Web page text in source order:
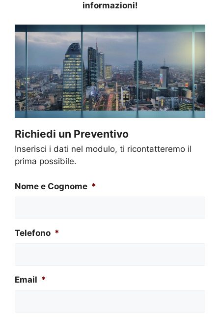
informazioni!
Richiedi un Preventivo
Inserisci i dati nel modulo, ti ricontatteremo il
prima possibile.
Nome e Cognome *
Telefono *
Email *